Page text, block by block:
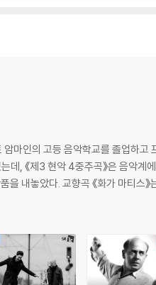
마인의 고등 음악학교를 졸업하
, 《제3 현악 4중주곡》은 음악계
내놓았다. 교향곡 《화가 마티스